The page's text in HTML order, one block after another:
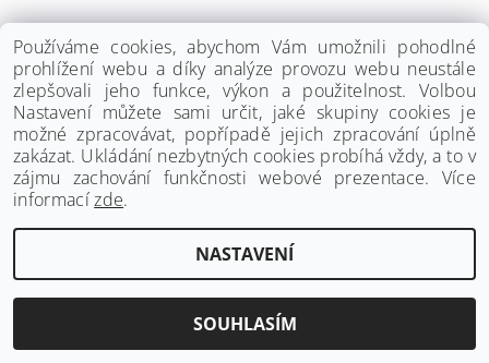
www.palmat.cz
2026 ©Palmat.cz, všechna práva vyhrazenaUpravit nastavení cookies
Vytvořil Shoptet
Používáme cookies, abychom Vám umožnili pohodlné
prohlížení webu a díky analýze provozu webu neustále
zlepšovali jeho funkce, výkon a použitelnost. Volbou
Nastavení můžete sami určit, jaké skupiny cookies je
možné zpracovávat, popřípadě jejich zpracování úplně
zakázat. Ukládání nezbytných cookies probíhá vždy, a to v
zájmu zachování funkčnosti webové prezentace. Více
informacízde.
NASTAVENÍ
SOUHLASÍM